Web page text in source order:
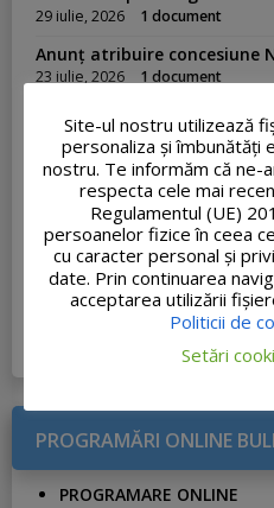
29 iulie, 2026 1 document
Anunț atribuire concesiune
23 iulie, 2026 1 document
Adresa nr. 33062 – Ofertă
Poliție
23 iulie, 2026 1 document
PROCES-VERBAL FINAL al
organizat pentru ocuparea
vacante de Inspector,
asistent, în cadrul
Amenajarea Teritoriului
20 iulie, 2026 1 document
PROGRAMĂRI ONLINE
PROGRAMARE ONLINE
Site-ul nostru utilizează
personaliza și îmbunătăți
nostru. Te informăm că ne-
respecta cele mai
Regulamentul (UE)
persoanelor fizice în ceea
cu caracter personal și
date. Prin continuarea
acceptarea utilizării
Politicii de
Setări